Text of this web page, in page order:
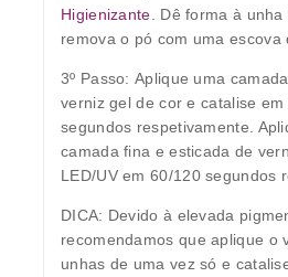
Higienizante . Dê forma à
remova o pó com uma escova
3º Passo: Aplique uma
verniz gel de cor e catalise em
segundos respetivamente.
camada fina e esticada de
LED/UV em 60/120 segundos
DICA: Devido à elevada
recomendamos que aplique o
unhas de uma vez só e